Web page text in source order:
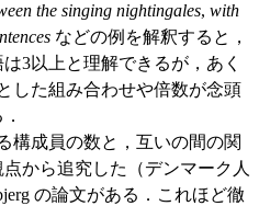
the singing nightingales, with
などの例を解釈すると，
3以上と理解できるが，あく
した組み合わせや倍数が念頭
構成員の数と，互いの間の関
から追究した（デンマーク人
の論文がある．これほど徹